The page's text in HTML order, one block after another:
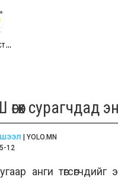
...
сурагчдад
| YOLO.MN
12
анги